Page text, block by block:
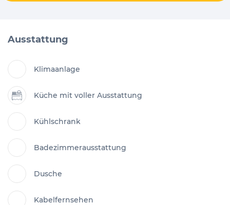
Ausstattung
Klimaanlage
Küche mit voller Ausstattung
Kühlschrank
Badezimmerausstattung
Dusche
Kabelfernsehen